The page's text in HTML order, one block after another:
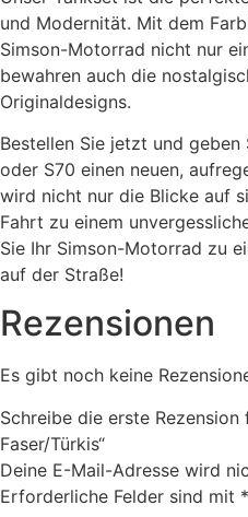
und Modernität. Mit dem
Simson-Motorrad nicht nur
bewahren auch die
Originaldesigns.
Bestellen Sie jetzt und geben
oder S70 einen neuen,
wird nicht nur die Blicke auf
Fahrt zu einem
Sie Ihr Simson-Motorrad zu
auf der Straße!
Rezensionen
Es gibt noch keine
Schreibe die erste Rezension
Faser/Türkis“
Deine E-Mail-Adresse wird
Erforderliche Felder sind mit *